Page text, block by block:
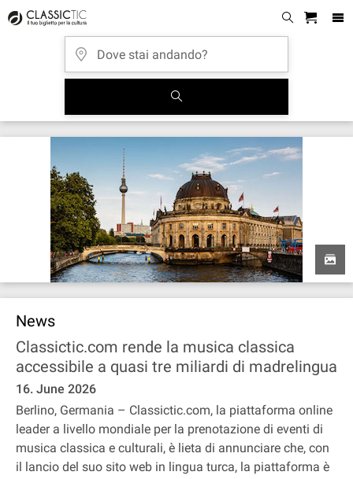
News
Classictic.com rende la musica classica
accessibile a quasi tre miliardi di madrelingua
16. June 2026
Berlino, Germania – Classictic.com, la piattaforma online
leader a livello mondiale per la prenotazione di eventi di
musica classica e culturali, è lieta di annunciare che, con
il lancio del suo sito web in lingua turca, la piattaforma è